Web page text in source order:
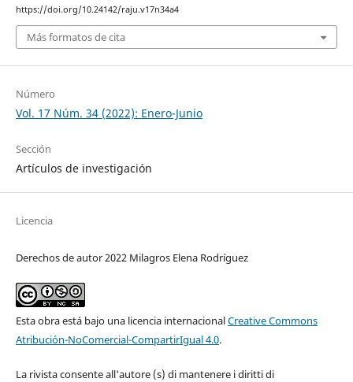
https://doi.org/10.24142/raju.v17n34a4
Más formatos de cita
Número
Vol. 17 Núm. 34 (2022): Enero-Junio
Sección
Artículos de investigación
Licencia
Derechos de autor 2022 Milagros Elena Rodríguez
Esta obra está bajo una licencia internacionalCreative Commons
Atribución-NoComercial-CompartirIgual 4.0.
La rivista consente all'autore (s) di mantenere i diritti di